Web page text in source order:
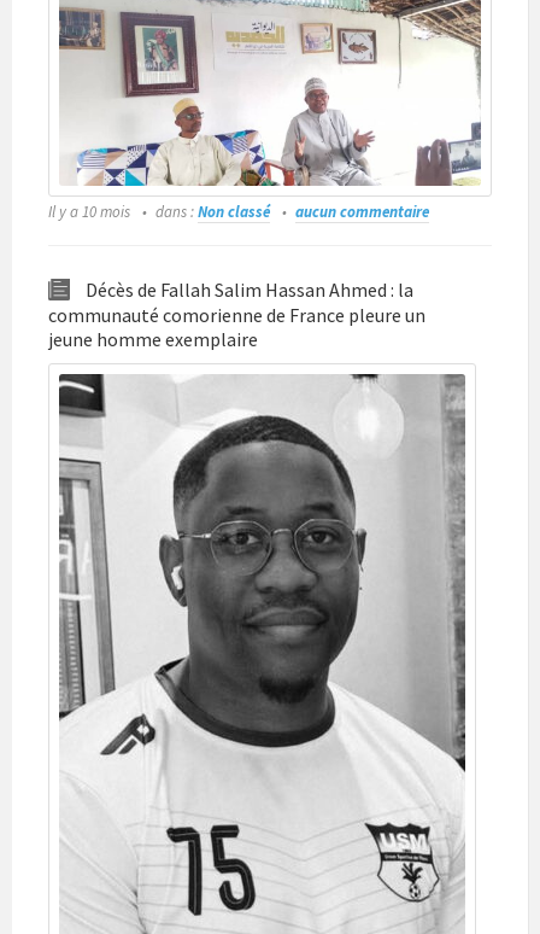
Il y a 10 mois dans :Non classé aucun commentaire
Décès de Fallah Salim Hassan Ahmed : la
communauté comorienne de France pleure un
jeune homme exemplaire